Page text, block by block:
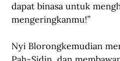
dapat binasa untuk
mengeringkanmu!”
Nyi Blorongkemudian